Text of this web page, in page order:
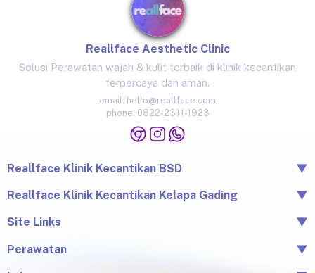
Reallface Aesthetic Clinic
Solusi Perawatan wajah & kulit terbaik di klinik kecantikan
terpercaya dan aman.
email: hello@reallface.com
phone: 0822-2311-1923
Reallface Klinik Kecantikan BSD
▼
Banten 15345
0822-2311-1923
Reallface Klinik Kecantikan Kelapa Gading
▼
Gading, Jkt Utara, Daerah Khusus Ibukota Jakarta 14240
0813-1581-1448
Site Links
▼
Beranda
Perawatan
▼
Juvelook